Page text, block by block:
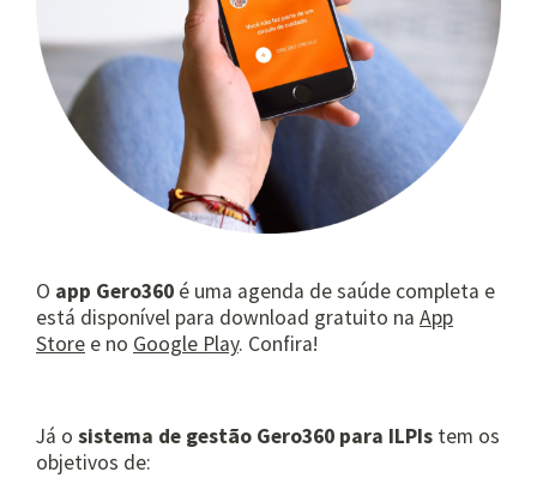
O app Gero360 é uma agenda de saúde completa e
está disponível para download gratuito na App
Store e no Google Play. Confira!
Já o sistema de gestão Gero360 para ILPIs tem os
objetivos de: